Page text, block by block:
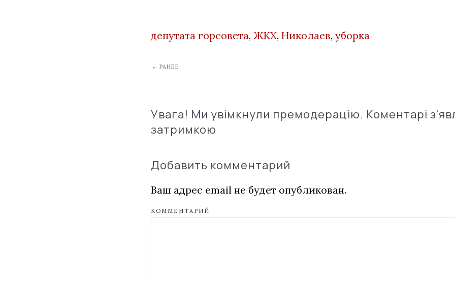
депутата горсовета, ЖКХ, Николаев, уборка
← РАНЕЕ
Увага! Ми увімкнули премодерацію. Коментарі
затримкою
Добавить комментарий
Ваш адрес email не будет опубликован.
КОММЕНТАРИЙ